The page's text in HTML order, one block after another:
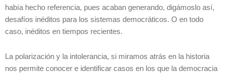
había hecho referencia, pues acaban generando, digámoslo así,
desafíos inéditos para los sistemas democráticos. O en todo
caso, inéditos en tiempos recientes.
La polarización y la intolerancia, si miramos atrás en la historia
nos permite conocer e identificar casos en los que la democracia